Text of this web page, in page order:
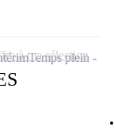
Temps plein
à ma sélection